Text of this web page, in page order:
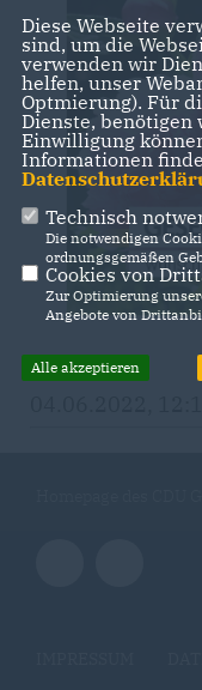
Diese Webseite
sind, um die
verwenden wir
helfen, unser
Optmierung). Für
Dienste,
Einwilligung
Informationen
Technisch
Die notwendigen
ordnungsgemäßen
Cookies von
Zur Optimierung
Angebote von
Alle akzeptieren